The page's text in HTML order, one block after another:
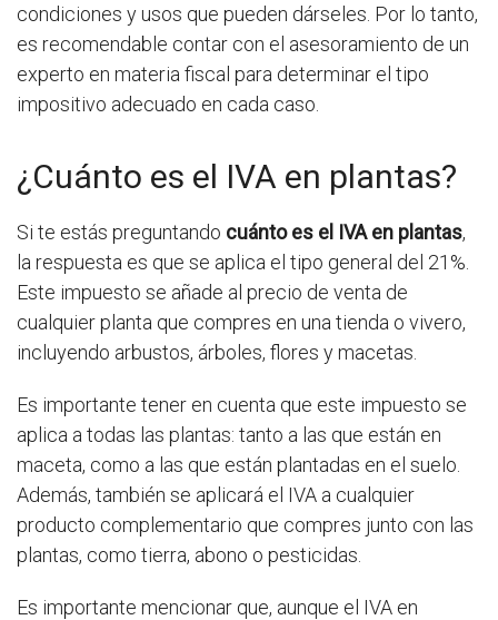
condiciones y usos que pueden dárseles. Por lo tanto,
es recomendable contar con el asesoramiento de un
experto en materia fiscal para determinar el tipo
impositivo adecuado en cada caso.
¿Cuánto es el IVA en plantas?
Si te estás preguntando cuánto es el IVA en plantas,
la respuesta es que se aplica el tipo general del 21%.
Este impuesto se añade al precio de venta de
cualquier planta que compres en una tienda o vivero,
incluyendo arbustos, árboles, flores y macetas.
Es importante tener en cuenta que este impuesto se
aplica a todas las plantas: tanto a las que están en
maceta, como a las que están plantadas en el suelo.
Además, también se aplicará el IVA a cualquier
producto complementario que compres junto con las
plantas, como tierra, abono o pesticidas.
Es importante mencionar que, aunque el IVA en